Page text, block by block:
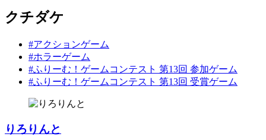
クチダケ
#アクションゲーム
#ホラーゲーム
#ふりーむ！ゲームコンテスト 第13回 参加ゲーム
#ふりーむ！ゲームコンテスト 第13回 受賞ゲーム
りろりんと